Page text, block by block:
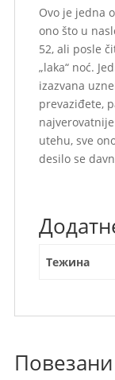
Ovo je jedna
ono što u
52, ali posle
„laka“ noć.
izazvana
prevaziđete,
utehu, sve
desilo se
Тежина